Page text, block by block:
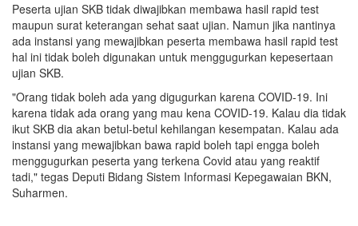
Peserta ujian SKB tidak diwajibkan membawa hasil rapid test
maupun surat keterangan sehat saat ujian. Namun jika nantinya
ada instansi yang mewajibkan peserta membawa hasil rapid test
hal ini tidak boleh digunakan untuk menggugurkan kepesertaan
ujian SKB.
"Orang tidak boleh ada yang digugurkan karena COVID-19. Ini
karena tidak ada orang yang mau kena COVID-19. Kalau dia tidak
ikut SKB dia akan betul-betul kehilangan kesempatan. Kalau ada
instansi yang mewajibkan bawa rapid boleh tapi engga boleh
menggugurkan peserta yang terkena Covid atau yang reaktif
tadi," tegas Deputi Bidang Sistem Informasi Kepegawaian BKN,
Suharmen.